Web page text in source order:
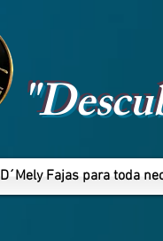
D´Mely Fajas para toda